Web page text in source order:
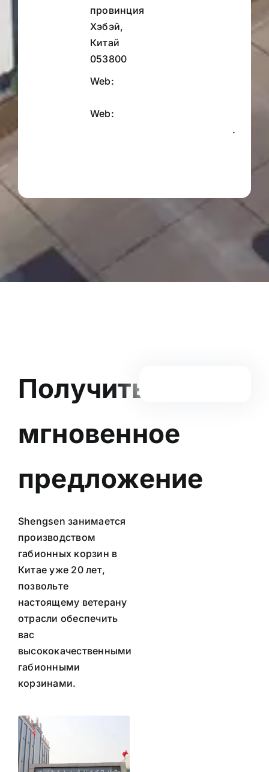
провинция
Хэбэй,
Китай
053800
Web:
Web:
.
Получить
мгновенное
предложение
Shengsen занимается
производством
габионных корзин в
Китае уже 20 лет,
позвольте
настоящему ветерану
отрасли обеспечить
вас
высококачественными
габионными
корзинами.